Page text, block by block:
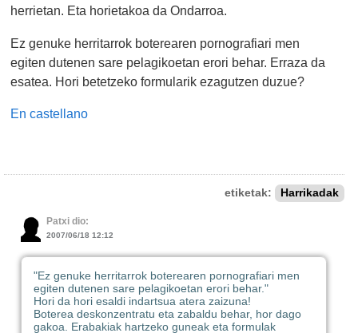
herrietan. Eta horietakoa da Ondarroa.
Ez genuke herritarrok boterearen pornografiari men
egiten dutenen sare pelagikoetan erori behar. Erraza da
esatea. Hori betetzeko formularik ezagutzen duzue?
En castellano
etiketak: Harrikadak
Patxi dio:
2007/06/18 12:12
"Ez genuke herritarrok boterearen pornografiari men
egiten dutenen sare pelagikoetan erori behar."
Hori da hori esaldi indartsua atera zaizuna!
Boterea deskonzentratu eta zabaldu behar, hor dago
gakoa. Erabakiak hartzeko guneak eta formulak